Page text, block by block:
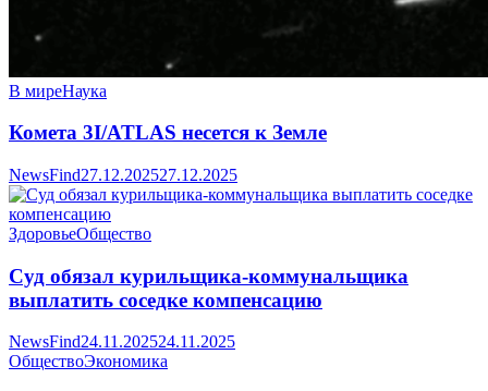
В миреНаука
Комета 3I/ATLAS несется к Земле
NewsFind27.12.202527.12.2025
ЗдоровьеОбщество
Суд обязал курильщика-коммунальщика
выплатить соседке компенсацию
NewsFind24.11.202524.11.2025
ОбществоЭкономика